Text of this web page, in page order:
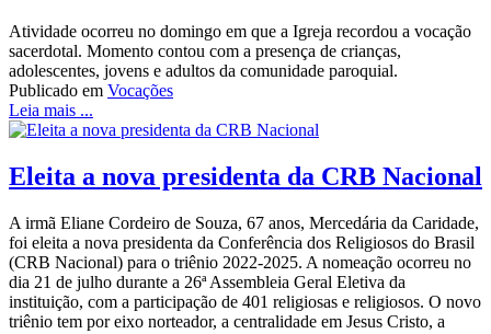
Atividade ocorreu no domingo em que a Igreja recordou a vocação
sacerdotal. Momento contou com a presença de crianças,
adolescentes, jovens e adultos da comunidade paroquial.
Publicado em Vocações
Leia mais ...
Eleita a nova presidenta da CRB Nacional
A irmã Eliane Cordeiro de Souza, 67 anos, Mercedária da Caridade,
foi eleita a nova presidenta da Conferência dos Religiosos do Brasil
(CRB Nacional) para o triênio 2022-2025. A nomeação ocorreu no
dia 21 de julho durante a 26ª Assembleia Geral Eletiva da
instituição, com a participação de 401 religiosas e religiosos. O novo
triênio tem por eixo norteador, a centralidade em Jesus Cristo, a